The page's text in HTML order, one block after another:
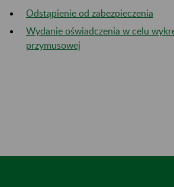
Odstąpienie od zabezpieczenia
Wydanie oświadczenia w celu
przymusowej